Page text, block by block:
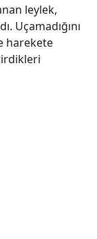
leylek,
Uçamadığını
harekete